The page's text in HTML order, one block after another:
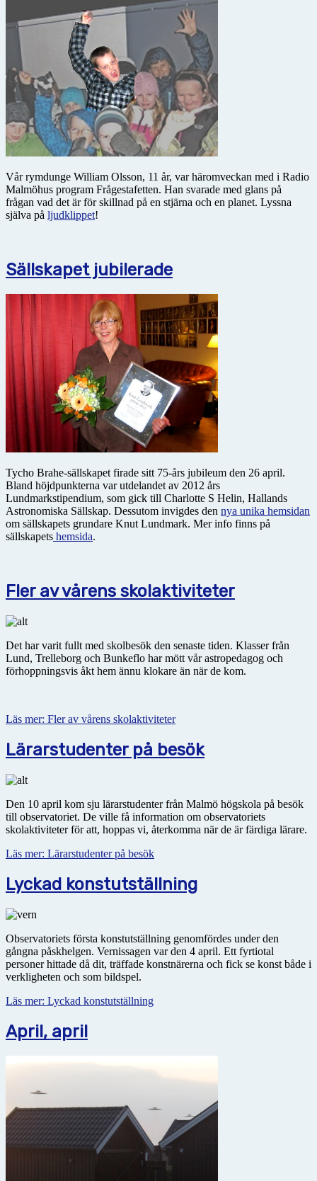
Vår rymdunge William Olsson, 11 år, var häromveckan med i Radio
Malmöhus program Frågestafetten. Han svarade med glans på
frågan vad det är för skillnad på en stjärna och en planet. Lyssna
själva på ljudklippet!
Sällskapet jubilerade
Tycho Brahe-sällskapet firade sitt 75-års jubileum den 26 april.
Bland höjdpunkterna var utdelandet av 2012 års
Lundmarkstipendium, som gick till Charlotte S Helin, Hallands
Astronomiska Sällskap. Dessutom invigdes den nya unika hemsidan
om sällskapets grundare Knut Lundmark. Mer info finns på
sällskapets hemsida.
Fler av vårens skolaktiviteter
Det har varit fullt med skolbesök den senaste tiden. Klasser från
Lund, Trelleborg och Bunkeflo har mött vår astropedagog och
förhoppningsvis åkt hem ännu klokare än när de kom.
Läs mer: Fler av vårens skolaktiviteter
Lärarstudenter på besök
Den 10 april kom sju lärarstudenter från Malmö högskola på besök
till observatoriet. De ville få information om observatoriets
skolaktiviteter för att, hoppas vi, återkomma när de är färdiga lärare.
Läs mer: Lärarstudenter på besök
Lyckad konstutställning
Observatoriets första konstutställning genomfördes under den
gångna påskhelgen. Vernissagen var den 4 april. Ett fyrtiotal
personer hittade då dit, träffade konstnärerna och fick se konst både i
verkligheten och som bildspel.
Läs mer: Lyckad konstutställning
April, april